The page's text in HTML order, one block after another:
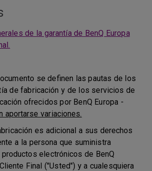
de la garantía de BenQ Europa
se definen las pautas de los
de fabricación y de los servicios de
ofrecidos por BenQ Europa -
aportarse variaciones.
es adicional a sus derechos
a la persona que suministra
electrónicos de BenQ
Final ("Usted") y a cualesquiera